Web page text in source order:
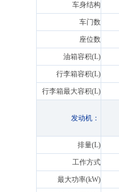
车身结构
车门数
座位数
油箱容积(L)
行李箱容积(L)
行李箱最大容积(L)
发动机：
排量(L)
工作方式
最大功率(kW)